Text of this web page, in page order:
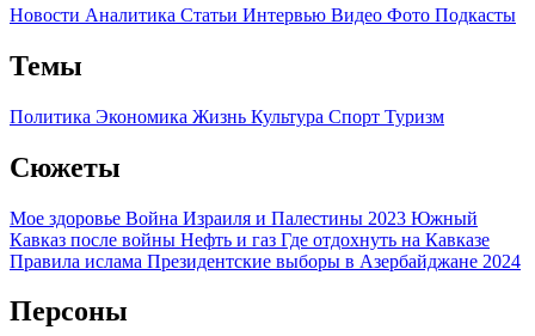
Новости Аналитика Статьи Интервью Видео Фото Подкасты
Темы
Политика Экономика Жизнь Культура Спорт Туризм
Сюжеты
Мое здоровье Война Израиля и Палестины 2023 Южный
Кавказ после войны Нефть и газ Где отдохнуть на Кавказе
Правила ислама Президентские выборы в Азербайджане 2024
Персоны